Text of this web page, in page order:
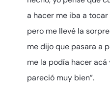
a hacer me iba a
pero me llevé la
me dijo que pasara a
me la podía hacer
pareció muy bien”.